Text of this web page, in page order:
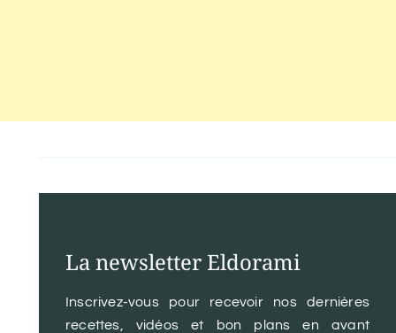
La newsletter Eldorami
Inscrivez-vous pour recevoir nos dernières
recettes, vidéos et bon plans en avant